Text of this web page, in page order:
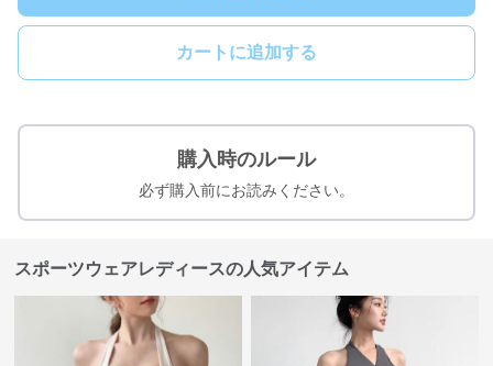
カートに追加する
購入時のルール
必ず購入前にお読みください。
スポーツウェアレディースの人気アイテム